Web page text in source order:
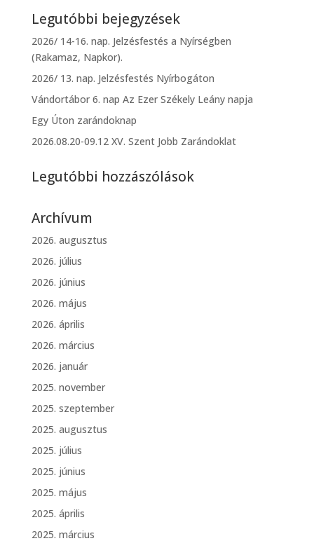
Legutóbbi bejegyzések
2026/ 14-16. nap. Jelzésfestés a Nyírségben
(Rakamaz, Napkor).
2026/ 13. nap. Jelzésfestés Nyírbogáton
Vándortábor 6. nap Az Ezer Székely Leány napja
Egy Úton zarándoknap
2026.08.20-09.12 XV. Szent Jobb Zarándoklat
Legutóbbi hozzászólások
Archívum
2026. augusztus
2026. július
2026. június
2026. május
2026. április
2026. március
2026. január
2025. november
2025. szeptember
2025. augusztus
2025. július
2025. június
2025. május
2025. április
2025. március